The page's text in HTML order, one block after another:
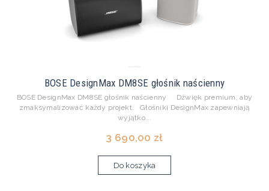
BOSE DesignMax DM8SE głośnik naścienny
BOSE DesignMax DM8SE głośnik naścienny Dźwięk premium, aby
zmaksymalizować każdy projekt. Głośniki DesignMax zapewniają
wyjątko...
3 690,00 zł
Do koszyka